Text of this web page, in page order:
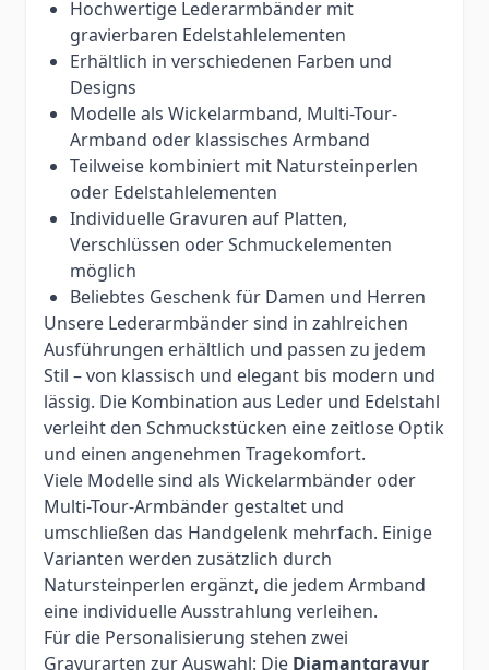
Hochwertige Lederarmbänder mit
gravierbaren Edelstahlelementen
Erhältlich in verschiedenen Farben und
Designs
Modelle als Wickelarmband, Multi-Tour-
Armband oder klassisches Armband
Teilweise kombiniert mit Natursteinperlen
oder Edelstahlelementen
Individuelle Gravuren auf Platten,
Verschlüssen oder Schmuckelementen
möglich
Beliebtes Geschenk für Damen und Herren
Unsere Lederarmbänder sind in zahlreichen
Ausführungen erhältlich und passen zu jedem
Stil – von klassisch und elegant bis modern und
lässig. Die Kombination aus Leder und Edelstahl
verleiht den Schmuckstücken eine zeitlose Optik
und einen angenehmen Tragekomfort.
Viele Modelle sind als Wickelarmbänder oder
Multi-Tour-Armbänder gestaltet und
umschließen das Handgelenk mehrfach. Einige
Varianten werden zusätzlich durch
Natursteinperlen ergänzt, die jedem Armband
eine individuelle Ausstrahlung verleihen.
Für die Personalisierung stehen zwei
Gravurarten zur Auswahl: Die Diamantgravur